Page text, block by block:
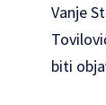
Vanje
biti